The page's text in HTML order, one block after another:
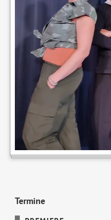
Termine